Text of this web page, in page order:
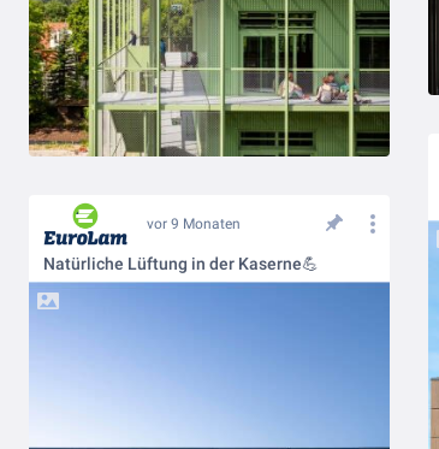
vor 9 Monaten
Natürliche Lüftung in der Kaserne💪